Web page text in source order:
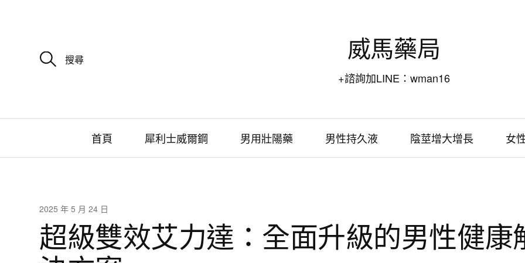
搜
尋 威馬藥局
+諮詢加LINE：wman16
首頁 犀利士威爾鋼 男用壯陽藥 男性持久液 陰莖增大增長 女
2025 年 5 月 24 日
超級雙效艾力達：全面升級的男性健康